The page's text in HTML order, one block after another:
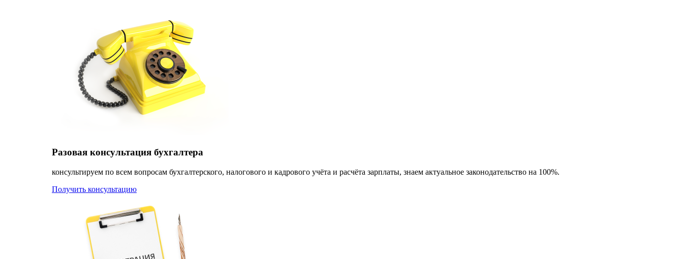
Разовая консультация бухгалтера
консультируем по всем вопросам бухгалтерского, налогового и кадрового учёта и расчёта зарплаты, знаем актуальное законодательство на 100%.
Получить консультацию